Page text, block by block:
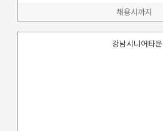
채용시까지
강남시니어타운